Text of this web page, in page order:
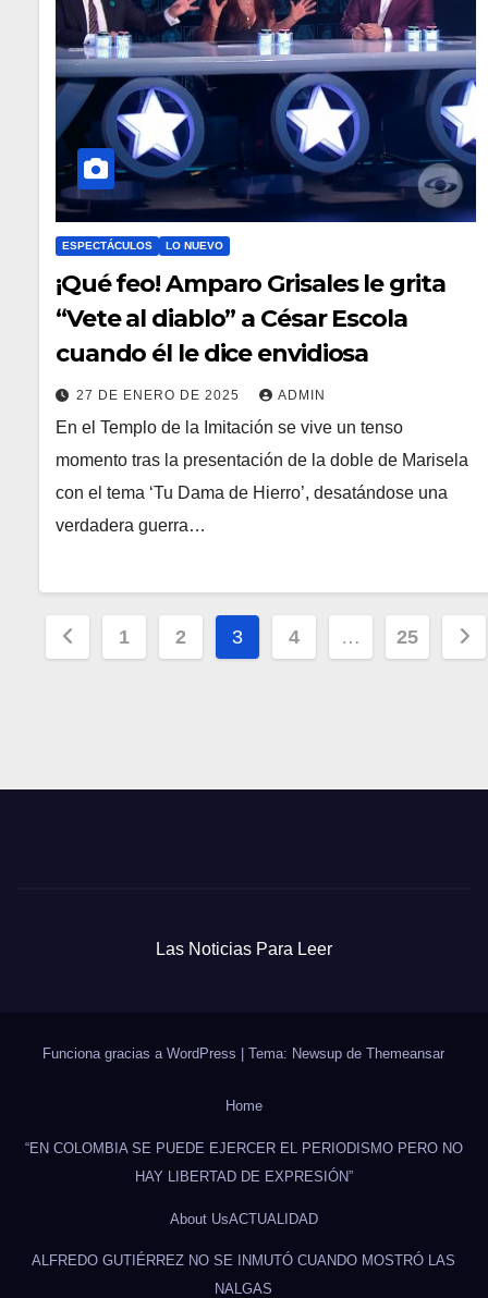
ESPECTÁCULOS LO NUEVO
¡Qué feo! Amparo Grisales le grita
“Vete al diablo” a César Escola
cuando él le dice envidiosa
27 DE ENERO DE 2025 ADMIN
En el Templo de la Imitación se vive un tenso
momento tras la presentación de la doble de Marisela
con el tema ‘Tu Dama de Hierro’, desatándose una
verdadera guerra…
Paginación
1 2 3 4 … 25
Las Noticias Para Leer
Funciona gracias a WordPress |Tema: Newsup deThemeansar
Home
“EN COLOMBIA SE PUEDE EJERCER EL PERIODISMO PERO NO
HAY LIBERTAD DE EXPRESIÓN”
About UsACTUALIDAD
ALFREDO GUTIÉRREZ NO SE INMUTÓ CUANDO MOSTRÓ LAS
NALGAS